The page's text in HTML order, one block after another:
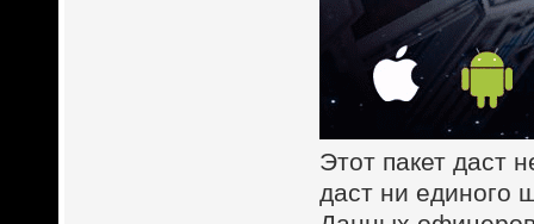
Этот пакет даст
даст ни единого